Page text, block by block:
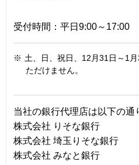
受付時間：平日9:00～17:00
※ 土、日、祝日、12月31日～1
ただけません。
当社の銀行代理店は以下の通
株式会社 りそな銀行
株式会社 埼玉りそな銀行
株式会社 みなと銀行